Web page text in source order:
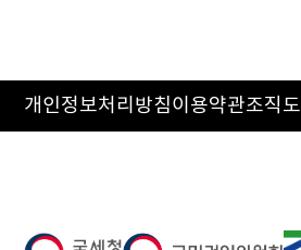
개인정보처리방침이용약관조직도